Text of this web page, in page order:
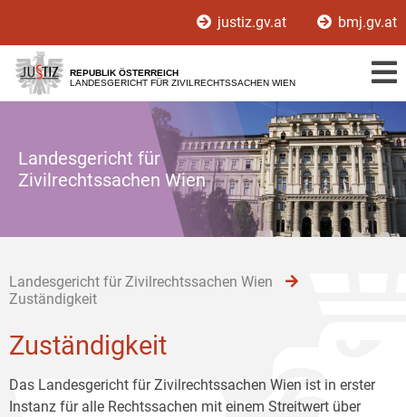
[1]
[2]
[3]
justiz.gv.at bmj.gv.at
REPUBLIK ÖSTERREICH
LANDESGERICHT FÜR ZIVILRECHTSSACHEN WIEN
Landesgericht für
Zivilrechtssachen Wien
Landesgericht für Zivilrechtssachen Wien
Zuständigkeit
Zuständigkeit
Das Landesgericht für Zivilrechtssachen Wien ist in erster
Instanz für alle Rechtssachen mit einem Streitwert über